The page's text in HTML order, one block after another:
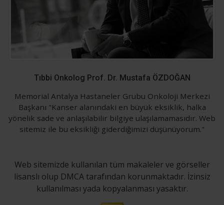
Tıbbi Onkolog Prof. Dr. Mustafa ÖZDOĞAN
Memorial Antalya Hastaneler Grubu Onkoloji Merkezi
Başkanı "Kanser alanındaki en büyük eksiklik, halka
yönelik sade ve anlaşılabilir bilgiye ulaşılamamasıdır. Web
sitemiz ile bu eksikliği giderdiğimizi düşünüyorum."
Web sitemizde kullanılan tüm makaleler ve görseller
lisanslı olup DMCA tarafından korunmaktadır. İzinsiz
kullanılması yada kopyalanması yasaktır.